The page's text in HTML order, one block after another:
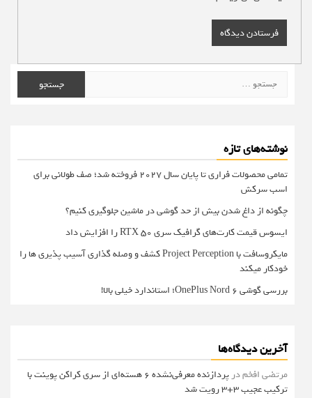
برای:
نوشته‌های تازه
تمامی محصولات فراری تا پایان سال ۲۰۲۷ فروخته شد؛ صف طولانی برای
اسب سرکش
چگونه از داغ شدن بیش از حد گوشی در ماشین جلوگیری کنیم؟
ایسوس قیمت کارت‌های گرافیک سری RTX 50 را افزایش داد
مایکروسافت با Project Perception کشف و وصله گذاری آسیب پذیری ها را
خودکار میکند
بررسی گوشی OnePlus Nord 6؛ استاندارد خیلی بالا!
آخرین دیدگاه‌ها
مرتضی افخمدر
پردازنده معرفی‌نشده 6 هسته‌ای از سری کراکن پوینت با
ترکیب عجیب 3+3 رویت شد